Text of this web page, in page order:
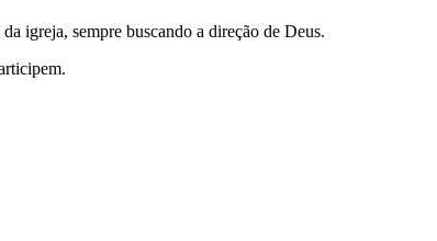
igreja, sempre buscando a direção de Deus.